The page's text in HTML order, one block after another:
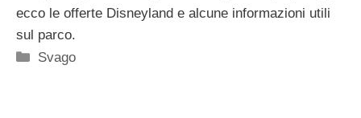
ecco le offerte Disneyland e alcune informazioni utili
sul parco.
Categorie
Svago